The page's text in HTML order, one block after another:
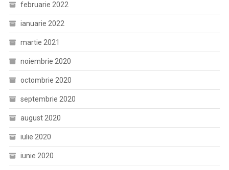
februarie 2022
ianuarie 2022
martie 2021
noiembrie 2020
octombrie 2020
septembrie 2020
august 2020
iulie 2020
iunie 2020